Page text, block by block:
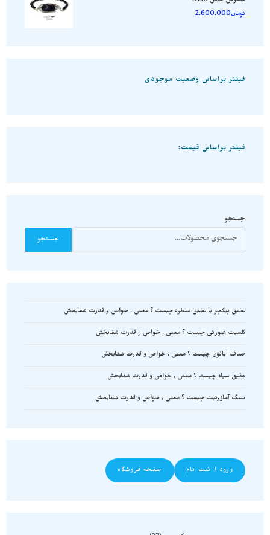
تومان2.600.000
فیلتر براساس وضعیت موجودی
فیلتر براساس قیمت:
جستجو
جستجو
عقیق پیکچر یا عقیق منظره چیست ؟ معنی , خواص و قدرت شفابخش
کلسیت صورتی چیست ؟ معنی , خواص و قدرت شفابخش
صدف آبالون چیست ؟ معنی , خواص و قدرت شفابخش
عقیق سیاه چیست ؟ معنی , خواص و قدرت شفابخش
سنگ آمازونیت چیست ؟ معنی , خواص و قدرت شفابخش
ورود / ثبت نام صفحه فروشگاه